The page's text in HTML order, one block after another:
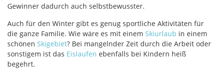
Gewinner dadurch auch selbstbewusster.
Auch für den Winter gibt es genug sportliche Aktivitäten für
die ganze Familie. Wie wäre es mit einem Skiurlaub in einem
schönen Skigebiet? Bei mangelnder Zeit durch die Arbeit oder
sonstigem ist das Eislaufen ebenfalls bei Kindern heiß
begehrt.